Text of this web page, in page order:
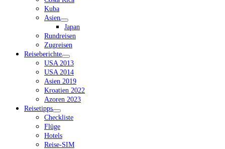
Kuba
Asien
Dropdown-
Menü
öffnen
Japan
Rundreisen
Zugreisen
Reiseberichte
Dropdown-
Menü
öffnen
USA 2013
USA 2014
Asien 2019
Kroatien 2022
Azoren 2023
Reisetipps
Dropdown-
Menü
öffnen
Checkliste
Flüge
Hotels
Reise-SIM